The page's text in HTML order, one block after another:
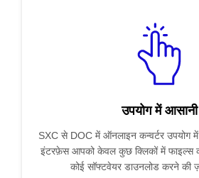
उपयोग में आसानी
SXC से DOC में ऑनलाइन कन्वर्टर उपयोग
इंटरफ़ेस आपको केवल कुछ क्लिकों में फाइल्स
कोई सॉफ्टवेयर डाउनलोड करने की